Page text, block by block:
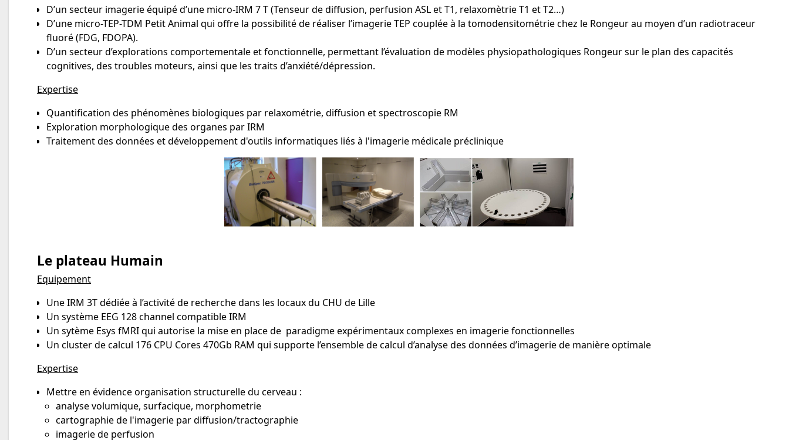
D’un secteur imagerie équipé d’une micro-IRM 7 T (Tenseur de diffusion, perfusion ASL et T1, relaxomètrie T1 et T2…)
D’une micro-TEP-TDM Petit Animal qui offre la possibilité de réaliser l’imagerie TEP couplée à la tomodensitométrie chez le Rongeur au moyen d’un radiotraceur
fluoré (FDG, FDOPA).
D’un secteur d’explorations comportementale et fonctionnelle, permettant l’évaluation de modèles physiopathologiques Rongeur sur le plan des capacités
cognitives, des troubles moteurs, ainsi que les traits d’anxiété/dépression.
Expertise
Quantification des phénomènes biologiques par relaxométrie, diffusion et spectroscopie RM
Exploration morphologique des organes par IRM
Traitement des données et développement d'outils informatiques liés à l'imagerie médicale préclinique
Le plateau Humain
Equipement
Une IRM 3T dédiée à l’activité de recherche dans les locaux du CHU de Lille
Un système EEG 128 channel compatible IRM
Un sytème Esys fMRI qui autorise la mise en place de paradigme expérimentaux complexes en imagerie fonctionnelles
Un cluster de calcul 176 CPU Cores 470Gb RAM qui supporte l’ensemble de calcul d’analyse des données d’imagerie de manière optimale
Expertise
Mettre en évidence organisation structurelle du cerveau :
analyse volumique, surfacique, morphometrie
cartographie de l'imagerie par diffusion/tractographie
imagerie de perfusion